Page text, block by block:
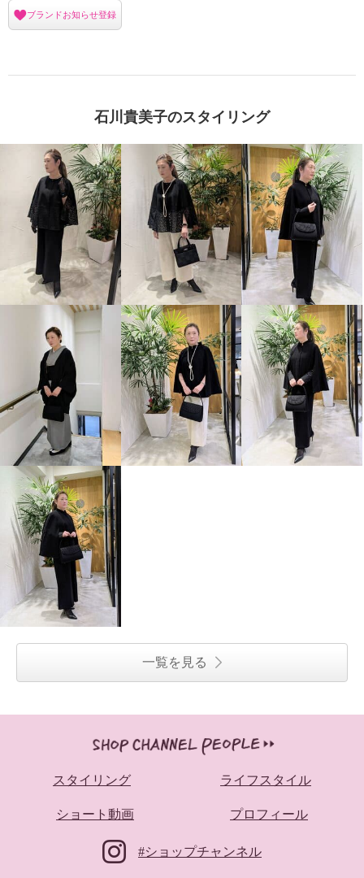
ブランドお知らせ登録
石川貴美子のスタイリング
一覧を見る
スタイリング ライフスタイル
ショート動画 プロフィール
#ショップチャンネル